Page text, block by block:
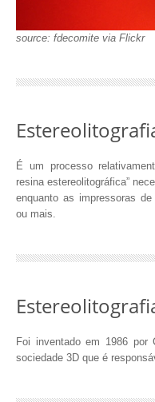
source: fdecomite via Flickr
É um processo
resina estereolitográfica”
enquanto as impressoras
ou mais.
Foi inventado em 1986 por
sociedade 3D que é